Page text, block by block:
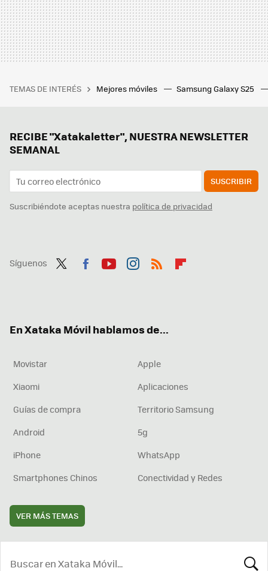
TEMAS DE INTERÉS Mejores móviles Samsung Galaxy S25
RECIBE "Xatakaletter", NUESTRA NEWSLETTER
SEMANAL
SUSCRIBIR
Suscribiéndote aceptas nuestra política de privacidad
Síguenos
En Xataka Móvil hablamos de...
Movistar
Apple
Xiaomi
Aplicaciones
Guías de compra
Territorio Samsung
Android
5g
iPhone
WhatsApp
Smartphones Chinos
Conectividad y Redes
VER MÁS TEMAS